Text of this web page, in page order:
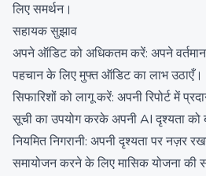
लिए समर्थन।
सहायक सुझाव
अपने ऑडिट को अधिकतम करें: अपने
पहचान के लिए मुफ्त ऑडिट का लाभ उठाएँ।
सिफारिशों को लागू करें: अपनी रिपोर्ट में
सूची का उपयोग करके अपनी AI दृश्यता को
नियमित निगरानी: अपनी दृश्यता पर नज़र
समायोजन करने के लिए मासिक योजना की